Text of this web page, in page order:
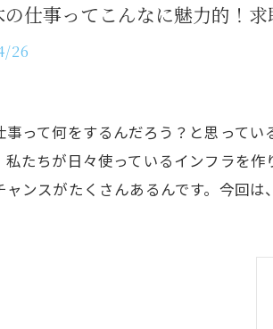
の仕事ってこんなに魅力的！
26
事って何をするんだろう？と思って
私たちが日々使っているインフラを
ャンスがたくさんあるんです。今回は